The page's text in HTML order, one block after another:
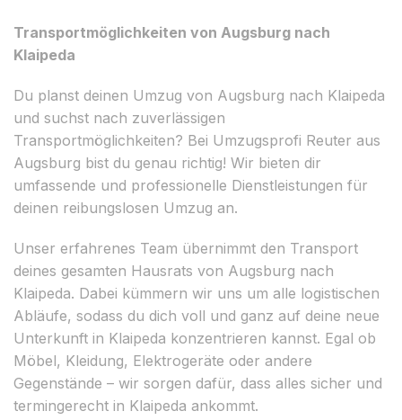
Transportmöglichkeiten von Augsburg nach
Klaipeda
Du planst deinen Umzug von Augsburg nach Klaipeda
und suchst nach zuverlässigen
Transportmöglichkeiten? Bei Umzugsprofi Reuter aus
Augsburg bist du genau richtig! Wir bieten dir
umfassende und professionelle Dienstleistungen für
deinen reibungslosen Umzug an.
Unser erfahrenes Team übernimmt den Transport
deines gesamten Hausrats von Augsburg nach
Klaipeda. Dabei kümmern wir uns um alle logistischen
Abläufe, sodass du dich voll und ganz auf deine neue
Unterkunft in Klaipeda konzentrieren kannst. Egal ob
Möbel, Kleidung, Elektrogeräte oder andere
Gegenstände – wir sorgen dafür, dass alles sicher und
termingerecht in Klaipeda ankommt.